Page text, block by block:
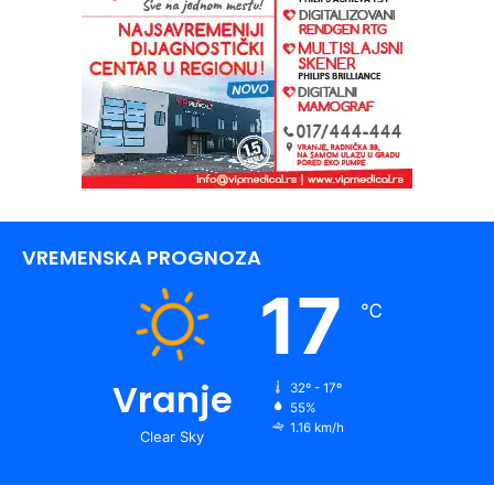
VREMENSKA PROGNOZA
Vranje
Clear Sky
17 ℃
32º - 17º
55%
1.16 km/h